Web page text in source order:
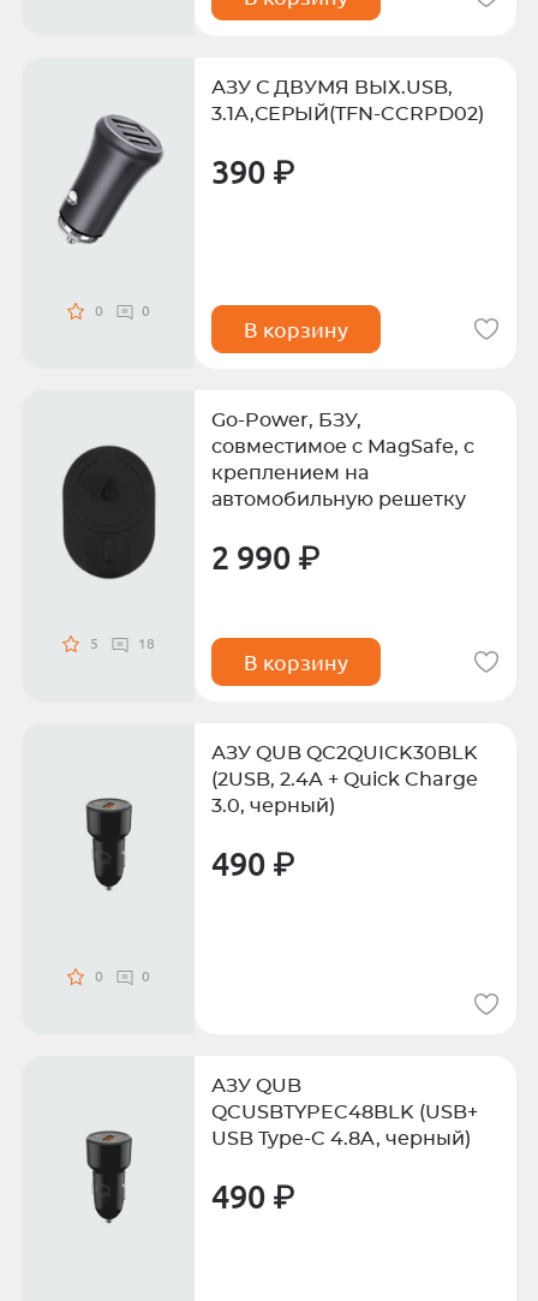
0 0
АЗУ С ДВУМЯ ВЫХ.USB,
3.1А,СЕРЫЙ(TFN-CCRPD02)
390 ₽
В корзину
5 18
Go-Power, БЗУ,
совместимое с MagSafe, с
креплением на
автомобильную решетку
2 990 ₽
В корзину
0 0
АЗУ QUB QC2QUICK30BLK
(2USB, 2.4A + Quick Charge
3.0, черный)
490 ₽
АЗУ QUB
QCUSBTYPEC48BLK (USB+
USB Type-C 4.8A, черный)
490 ₽